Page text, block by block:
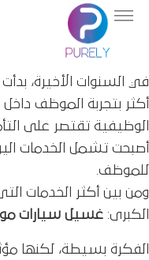
في السنوات الأخيرة،
أكثر بتجربة الموظف داخل
الوظيفية تقتصر على
أصبحت تشمل الخدمات
للموظف.
ومن بين أكثر الخدمات
الكبرى: غسيل سيارات
الفكرة بسيطة، لكنها